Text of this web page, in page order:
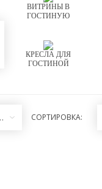
ВИТРИНЫ В
ГОСТИНУЮ
КРЕСЛА ДЛЯ
ГОСТИНОЙ
СОРТИРОВКА: